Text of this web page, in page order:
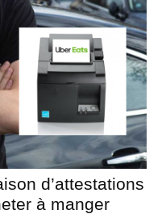
d’attestations
à manger